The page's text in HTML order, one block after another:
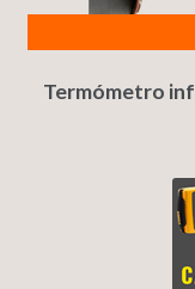
Termómetro